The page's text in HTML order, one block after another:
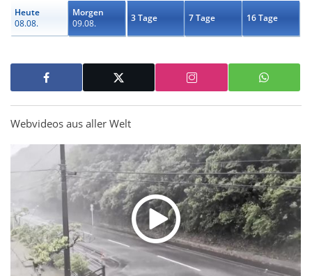
Heute
08.08.
Morgen
09.08.
3 Tage 7 Tage 16 Tage
Webvideos aus aller Welt